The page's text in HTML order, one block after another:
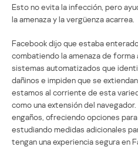
Esto no evita la infección, pero
la amenaza y la vergüenza acarrea.
Facebook dijo que estaba
combatiendo la amenaza de forma
sistemas automatizados que
dañinos e impiden que se
estamos al corriente de esta
como una extensión del
engaños, ofreciendo opciones
estudiando medidas adicionales
tengan una experiencia segura en